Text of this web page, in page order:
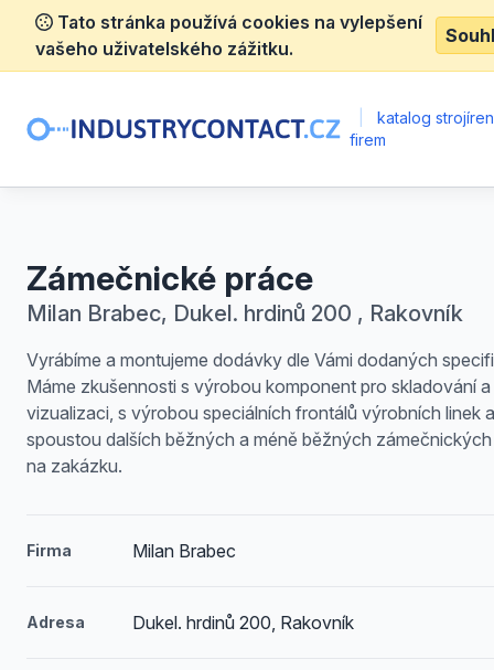
Tato stránka používá cookies na vylepšení
vašeho uživatelského zážitku.
katalog
firem
Zámečnické práce
Milan Brabec, Dukel. hrdinů 200 , Rakovník
Vyrábíme a montujeme dodávky dle Vámi dodaných
Máme zkušennosti s výrobou komponent pro skladování a
vizualizaci, s výrobou speciálních frontálů výrobních linek
spoustou dalších běžných a méně běžných
na zakázku.
Firma Milan Brabec
Adresa Dukel. hrdinů 200, Rakovník